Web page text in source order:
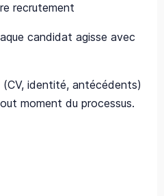
recrutement
candidat agisse avec
identité, antécédents)
moment du processus.